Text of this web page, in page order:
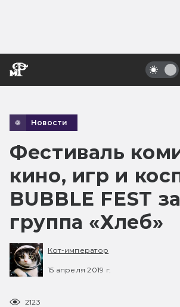
Новости
Фестиваль
кино, игр и
BUBBLE FEST
группа «Хлеб»
Кот-император
15 апреля 2019 г.
2123